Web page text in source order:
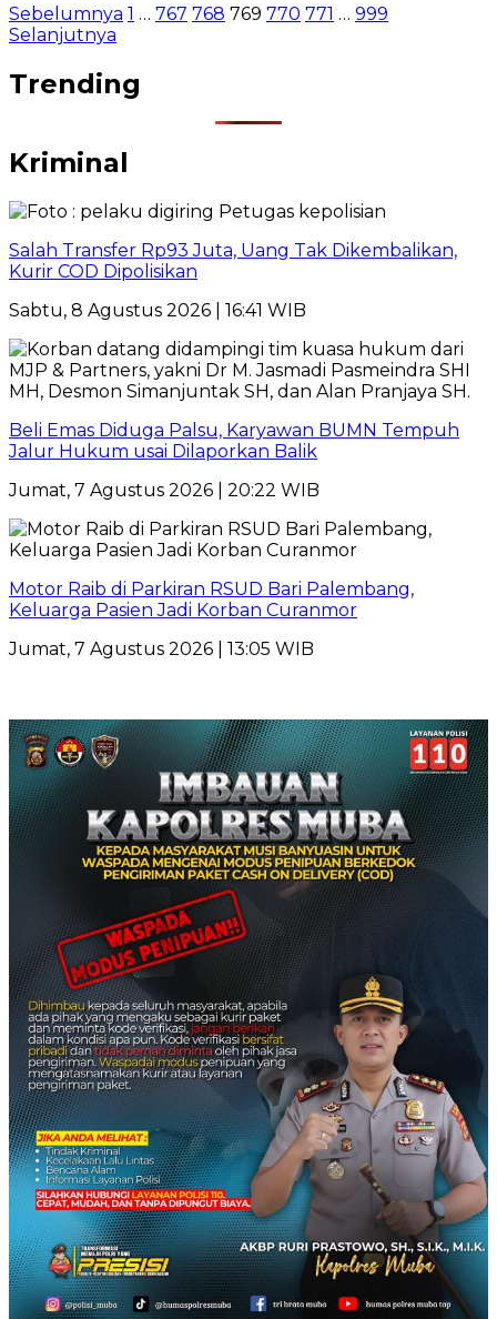
Paginasi
pos
Sebelumnya 1 … 767 768 769 770 771 … 999
Selanjutnya
Trending
Kriminal
Salah Transfer Rp93 Juta, Uang Tak Dikembalikan,
Kurir COD Dipolisikan
Sabtu, 8 Agustus 2026 | 16:41 WIB
Beli Emas Diduga Palsu, Karyawan BUMN Tempuh
Jalur Hukum usai Dilaporkan Balik
Jumat, 7 Agustus 2026 | 20:22 WIB
Motor Raib di Parkiran RSUD Bari Palembang,
Keluarga Pasien Jadi Korban Curanmor
Jumat, 7 Agustus 2026 | 13:05 WIB